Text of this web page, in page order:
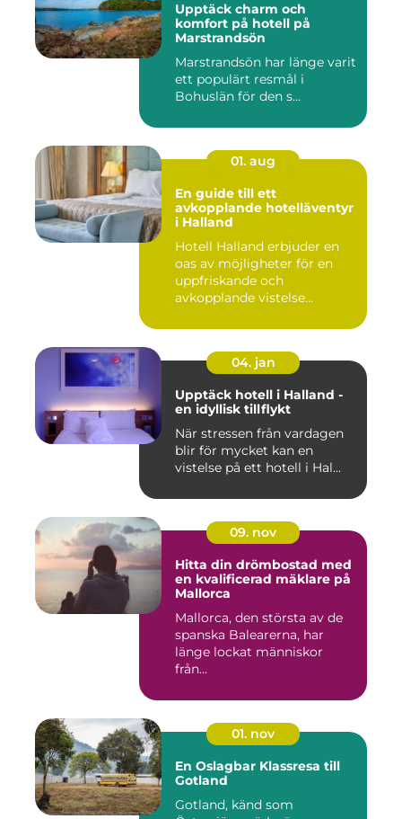
Upptäck charm och
komfort på hotell på
Marstrandsön
Marstrandsön har länge varit
ett populärt resmål i
Bohuslän för den s...
01. aug
En guide till ett
avkopplande hotelläventyr
i Halland
Hotell Halland erbjuder en
oas av möjligheter för en
uppfriskande och
avkopplande vistelse...
04. jan
Upptäck hotell i Halland -
en idyllisk tillflykt
När stressen från vardagen
blir för mycket kan en
vistelse på ett hotell i Hal...
09. nov
Hitta din drömbostad med
en kvalificerad mäklare på
Mallorca
Mallorca, den största av de
spanska Balearerna, har
länge lockat människor
från...
01. nov
En Oslagbar Klassresa till
Gotland
Gotland, känd som